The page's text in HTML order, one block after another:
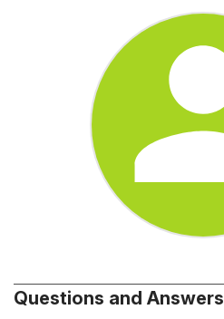
Questions and Answers